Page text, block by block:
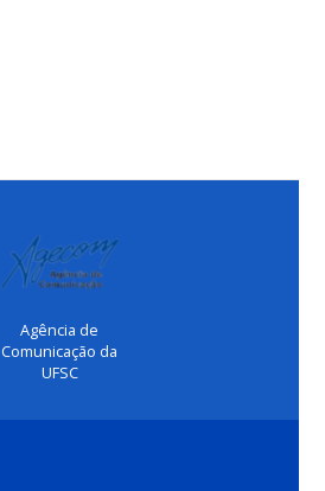
Agência de
Comunicação da
UFSC